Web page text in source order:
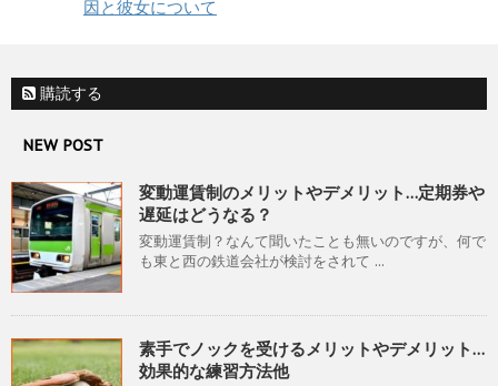
因と彼女について
購読する
NEW POST
変動運賃制のメリットやデメリット…定期券や
遅延はどうなる？
変動運賃制？なんて聞いたことも無いのですが、何で
も東と西の鉄道会社が検討をされて ...
素手でノックを受けるメリットやデメリット…
効果的な練習方法他